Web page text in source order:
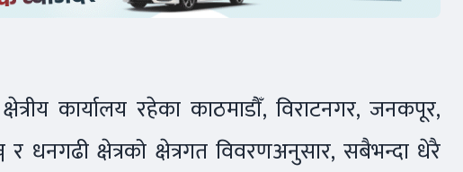
कार्यालय रहेका काठमाडौँ, विराटनगर, जनकपूर,
र धनगढी क्षेत्रको क्षेत्रगत विवरणअनुसार, सबैभन्दा धेरै